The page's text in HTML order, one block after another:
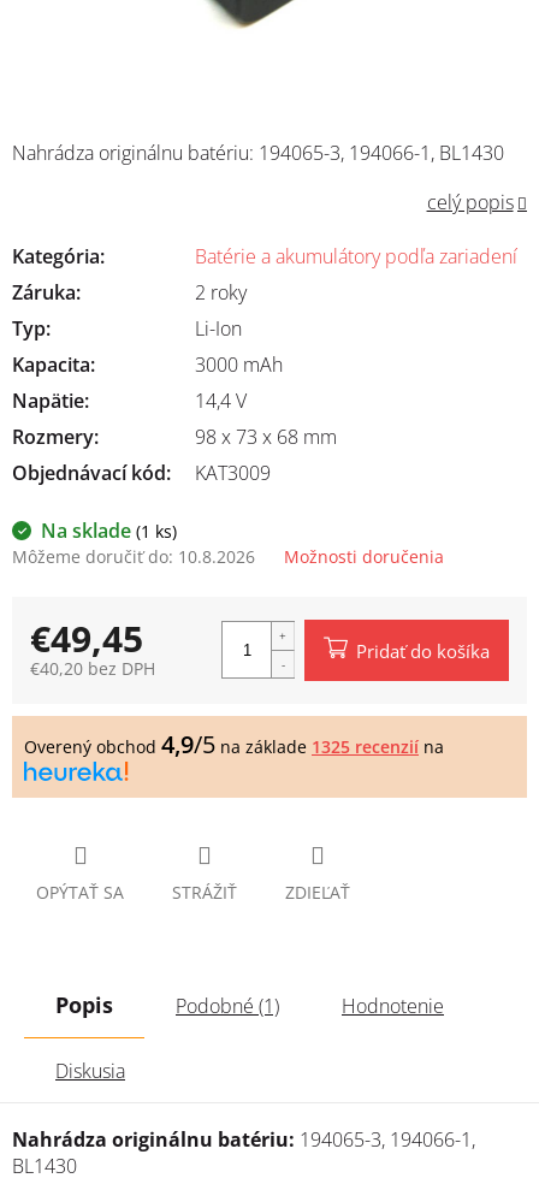
Na sklade (1 ks)
Môžeme doručiť do: 10.8.2026 Možnosti doručenia
Nahrádza originálnu batériu: 194065-3, 194066-1, BL1430
celý popis
OPÝTAŤ SA STRÁŽIŤ ZDIEĽAŤ
Kategória:
Batérie a akumulátory podľa zariadení
Záruka:
2 roky
Typ:
Li-Ion
Kapacita:
3000 mAh
Napätie:
14,4 V
Rozmery:
98 x 73 x 68 mm
Objednávací kód:
KAT3009
€49,45
€40,20 bez DPH
cena:
Pridať do košíka
Overený obchod 4,9/5 na základe 1325 recenzií na
Popis Podobné (1) Hodnotenie
Diskusia
Nahrádza originálnu batériu: 194065-3, 194066-1,
BL1430